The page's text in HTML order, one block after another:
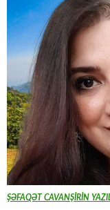
ŞƏFAQƏT CAVANŞİRİN